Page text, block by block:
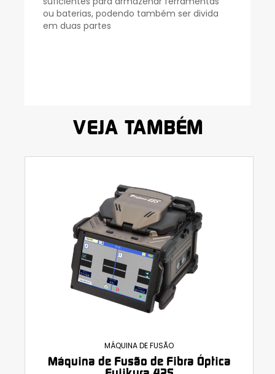
ou baterias, podendo também ser divida
em duas partes
VEJA TAMBÉM
MÁQUINA DE FUSÃO
Máquina de Fusão de Fibra Óptica